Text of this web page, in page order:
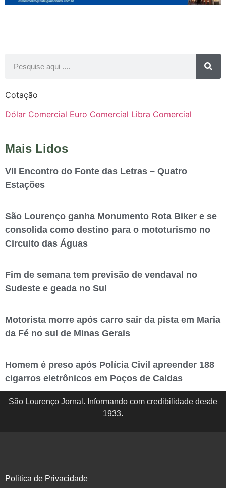
Cotação
Dólar Comercial Euro Comercial Libra Comercial
Mais Lidos
VII Encontro do Fonte das Letras – Quatro
Estações
São Lourenço ganha Monumento Rota Biker e se
consolida como destino para o mototurismo no
Circuito das Águas
Fim de semana tem previsão de vendaval no
Sudeste e geada no Sul
Motorista morre após carro sair da pista em Maria
da Fé no sul de Minas Gerais
Homem é preso após Polícia Civil apreender 188
cigarros eletrônicos em Poços de Caldas
São Lourenço Jornal. Informando com credibilidade desde
1933.
Politica de Privacidade